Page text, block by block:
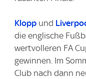
Klopp und
die englische
wertvolleren FA
gewinnen. Im
Club nach dann